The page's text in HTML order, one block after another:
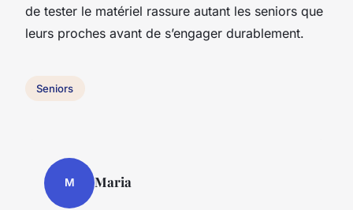
de tester le matériel rassure autant les seniors que
leurs proches avant de s’engager durablement.
Seniors
M Maria